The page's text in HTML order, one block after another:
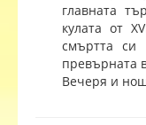
главната
кулата от
смъртта
превърната
Вечеря и